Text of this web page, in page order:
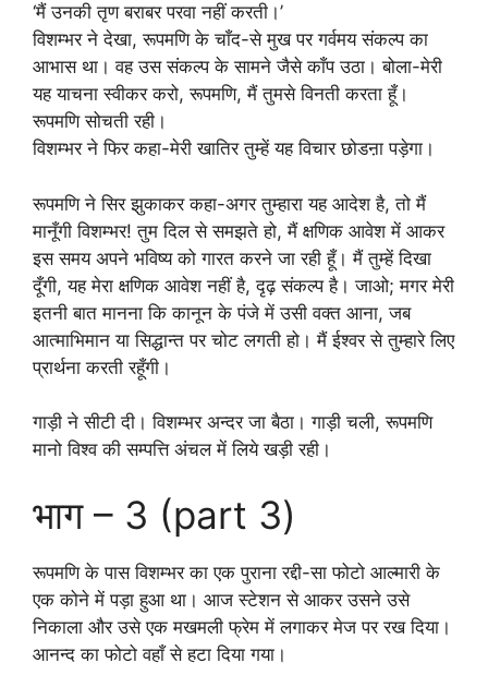
‘मैं उनकी तृण बराबर परवा नहीं करती।’
विशम्भर ने देखा, रूपमणि के चाँद-से मुख पर गर्वमय संकल्प का
आभास था। वह उस संकल्प के सामने जैसे काँप उठा। बोला-मेरी
यह याचना स्वीकर करो, रूपमणि, मैं तुमसे विनती करता हूँ।
रूपमणि सोचती रही।
विशम्भर ने फिर कहा-मेरी खातिर तुम्हें यह विचार छोडऩा पड़ेगा।
रूपमणि ने सिर झुकाकर कहा-अगर तुम्हारा यह आदेश है, तो मैं
मानूँगी विशम्भर! तुम दिल से समझते हो, मैं क्षणिक आवेश में आकर
इस समय अपने भविष्य को गारत करने जा रही हूँ। मैं तुम्हें दिखा
दूँगी, यह मेरा क्षणिक आवेश नहीं है, दृढ़ संकल्प है। जाओ; मगर मेरी
इतनी बात मानना कि कानून के पंजे में उसी वक्त आना, जब
आत्माभिमान या सिद्धान्त पर चोट लगती हो। मैं ईश्वर से तुम्हारे लिए
प्रार्थना करती रहूँगी।
गाड़ी ने सीटी दी। विशम्भर अन्दर जा बैठा। गाड़ी चली, रूपमणि
मानो विश्व की सम्पत्ति अंचल में लिये खड़ी रही।
भाग – 3 (part 3)
रूपमणि के पास विशम्भर का एक पुराना रद्दी-सा फोटो आल्मारी के
एक कोने में पड़ा हुआ था। आज स्टेशन से आकर उसने उसे
निकाला और उसे एक मखमली फ्रेम में लगाकर मेज पर रख दिया।
आनन्द का फोटो वहाँ से हटा दिया गया।